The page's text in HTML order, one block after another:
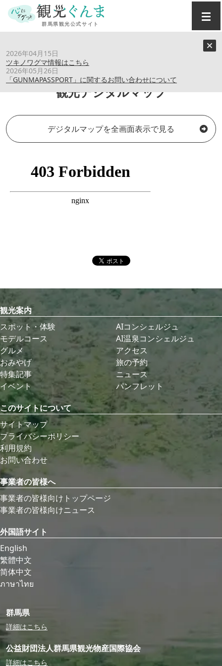
2026年04月15日
ツキノワグマ情報はこちら
2026年05月26日
「GUNMAPASSPORT」に関するお問い合わせについて
観光デジタルマップ
デジタルマップを全画面表示で見る
観光案内
スポット・体験
モデルコース
グルメ
おみやげ
特集記事
イベント
AIコンシェルジュ
AI温泉コンシェルジュ
アクセス
旅の予約
ニュース
パンフレット
このサイトについて
サイトマップ
プライバシーポリシー
利用規約
お問い合わせ
事業者の皆様へ
事業者の皆様向けトップページ
事業者の皆様向けニュース
外国語サイト
English
繁體中文
简体中文
ภาษาไทย
群馬県
詳細はこちら
公益財団法人群馬県観光物産国際協会
詳細はこちら